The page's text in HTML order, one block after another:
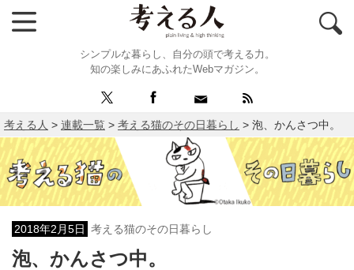
シンプルな暮らし、自分の頭で考える力。
知の楽しみにあふれたWebマガジン。
考える人 > 連載一覧 > 考える猫のその日暮らし > 泡、かんさつ中。
2018年2月5日 考える猫のその日暮らし
泡、かんさつ中。